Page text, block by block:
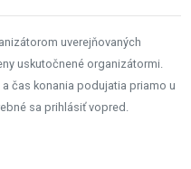
uverejňovaných
uskutočnené organizátormi.
čas konania podujatia priamo u
sa prihlásiť vopred.